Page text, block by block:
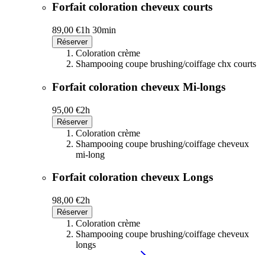
Forfait coloration cheveux courts
89,00 €1h 30min
Réserver
Coloration crème
Shampooing coupe brushing/coiffage chx courts
Forfait coloration cheveux Mi-longs
95,00 €2h
Réserver
Coloration crème
Shampooing coupe brushing/coiffage cheveux
mi-long
Forfait coloration cheveux Longs
98,00 €2h
Réserver
Coloration crème
Shampooing coupe brushing/coiffage cheveux
longs